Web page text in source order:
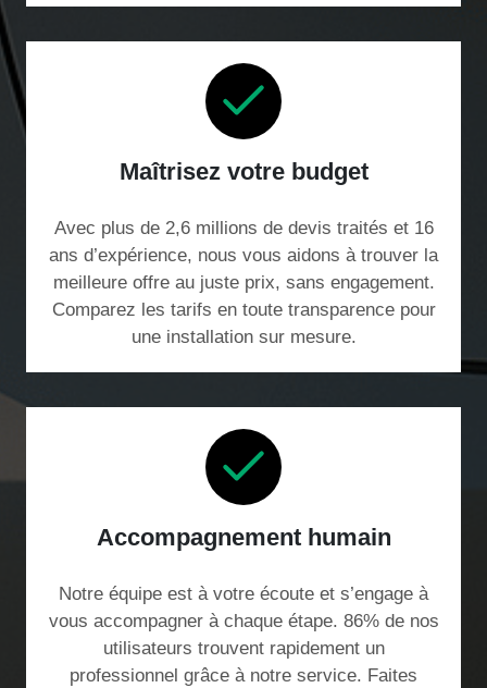
Maîtrisez votre budget
Avec plus de 2,6 millions de devis traités et 16
ans d’expérience, nous vous aidons à trouver la
meilleure offre au juste prix, sans engagement.
Comparez les tarifs en toute transparence pour
une installation sur mesure.
Accompagnement humain
Notre équipe est à votre écoute et s’engage à
vous accompagner à chaque étape. 86% de nos
utilisateurs trouvent rapidement un
professionnel grâce à notre service. Faites